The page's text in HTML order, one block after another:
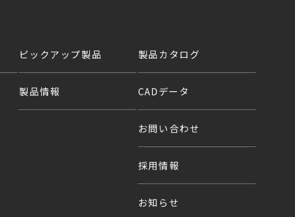
ピックアップ製品
製品情報
製品カタログ
CADデータ
お問い合わせ
採用情報
お知らせ